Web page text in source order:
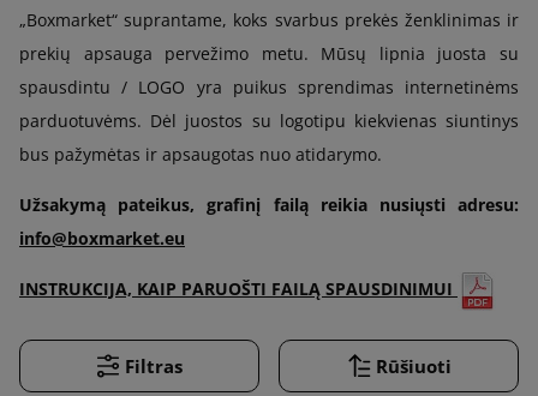
„Boxmarket“ suprantame, koks svarbus prekės ženklinimas ir
prekių apsauga pervežimo metu. Mūsų lipnia juosta su
spausdintu / LOGO yra puikus sprendimas internetinėms
parduotuvėms. Dėl juostos su logotipu kiekvienas siuntinys
bus pažymėtas ir apsaugotas nuo atidarymo.
Užsakymą pateikus, grafinį failą reikia nusiųsti adresu:
info@boxmarket.eu
INSTRUKCIJA, KAIP PARUOŠTI FAILĄ SPAUSDINIMUI
Filtras Rūšiuoti